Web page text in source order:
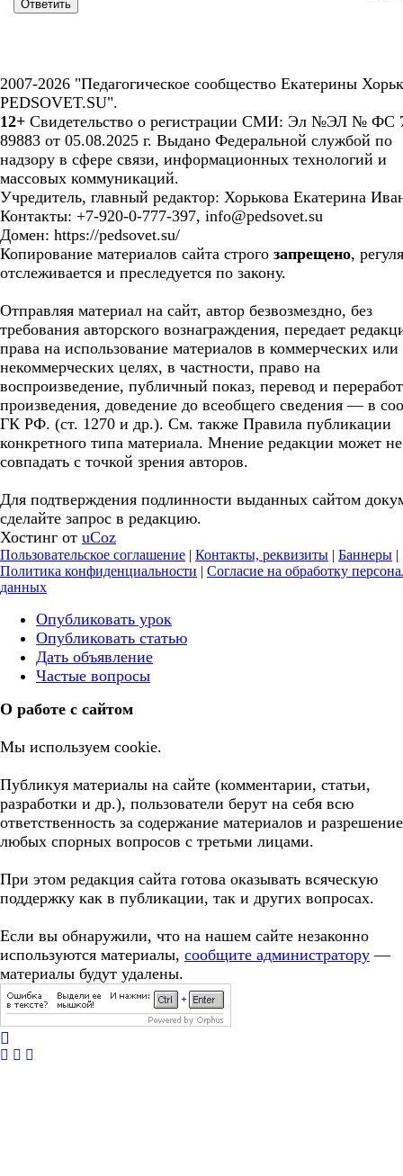
2007-2026 "Педагогическое сообщество Екатерины
PEDSOVET.SU".
12+ Свидетельство о регистрации СМИ: Эл №ЭЛ № ФС
89883 от 05.08.2025 г. Выдано Федеральной службой по
надзору в сфере связи, информационных технологий и
массовых коммуникаций.
Учредитель, главный редактор: Хорькова Екатерина
Контакты: +7-920-0-777-397, info@pedsovet.su
Домен: https://pedsovet.su/
Копирование материалов сайта строго запрещено,
отслеживается и преследуется по закону.
Отправляя материал на сайт, автор безвозмездно, без
требования авторского вознаграждения, передает
права на использование материалов в коммерческих или
некоммерческих целях, в частности, право на
воспроизведение, публичный показ, перевод и
произведения, доведение до всеобщего сведения — в
ГК РФ. (ст. 1270 и др.). См. также Правила публикации
конкретного типа материала. Мнение редакции может не
совпадать с точкой зрения авторов.
Для подтверждения подлинности выданных сайтом
сделайте запрос в редакцию.
Хостинг от uCoz
Пользовательское соглашение | Контакты, реквизиты | Баннеры |
Политика конфиденциальности | Согласие на обработку
данных
Опубликовать урок
Опубликовать статью
Дать объявление
Частые вопросы
О работе с сайтом
Мы используем cookie.
Публикуя материалы на сайте (комментарии, статьи,
разработки и др.), пользователи берут на себя всю
ответственность за содержание материалов и разрешение
любых спорных вопросов с третьми лицами.
При этом редакция сайта готова оказывать всяческую
поддержку как в публикации, так и других вопросах.
Если вы обнаружили, что на нашем сайте незаконно
используются материалы, сообщите администратору —
материалы будут удалены.